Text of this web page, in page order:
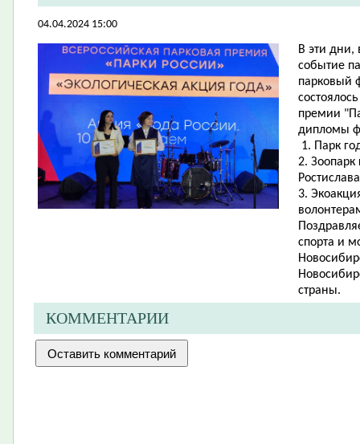
04.04.2024 15:00
​В эти дни,
событие
парковый
премии
дипломы
1. Парк
2.
3.
спорта и
страны.
КОММЕНТАРИИ